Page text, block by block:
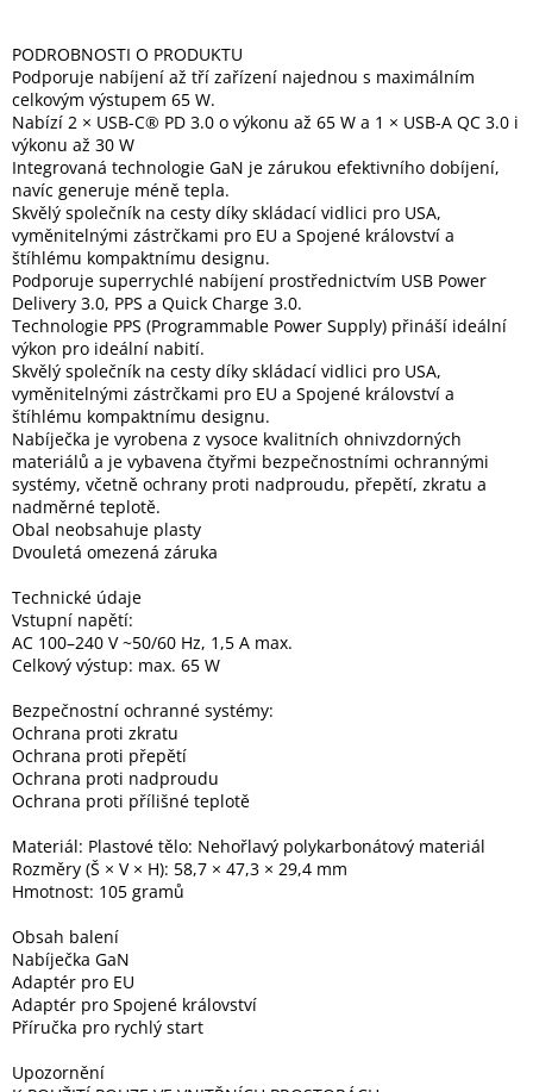
Kamerové
systémy
MILESIGHT
Doprodej
Přihlášení
PODROBNOSTI O PRODUKTU
Podporuje nabíjení až tří zařízení najednou s maximálním
celkovým výstupem 65 W.
Nabízí 2 × USB-C® PD 3.0 o výkonu až 65 W a 1 × USB-A QC 3.0 i
výkonu až 30 W
Integrovaná technologie GaN je zárukou efektivního dobíjení,
navíc generuje méně tepla.
Skvělý společník na cesty díky skládací vidlici pro USA,
vyměnitelnými zástrčkami pro EU a Spojené království a
štíhlému kompaktnímu designu.
Podporuje superrychlé nabíjení prostřednictvím USB Power
Delivery 3.0, PPS a Quick Charge 3.0.
Technologie PPS (Programmable Power Supply) přináší ideální
výkon pro ideální nabití.
Skvělý společník na cesty díky skládací vidlici pro USA,
vyměnitelnými zástrčkami pro EU a Spojené království a
štíhlému kompaktnímu designu.
Nabíječka je vyrobena z vysoce kvalitních ohnivzdorných
materiálů a je vybavena čtyřmi bezpečnostními ochrannými
systémy, včetně ochrany proti nadproudu, přepětí, zkratu a
nadměrné teplotě.
Obal neobsahuje plasty
Dvouletá omezená záruka
Technické údaje
Vstupní napětí:
AC 100–240 V ~50/60 Hz, 1,5 A max.
Celkový výstup: max. 65 W
Bezpečnostní ochranné systémy:
Ochrana proti zkratu
Ochrana proti přepětí
Ochrana proti nadproudu
Ochrana proti přílišné teplotě
Materiál: Plastové tělo: Nehořlavý polykarbonátový materiál
Rozměry (Š × V × H): 58,7 × 47,3 × 29,4 mm
Hmotnost: 105 gramů
Obsah balení
Nabíječka GaN
Adaptér pro EU
Adaptér pro Spojené království
Příručka pro rychlý start
Upozornění